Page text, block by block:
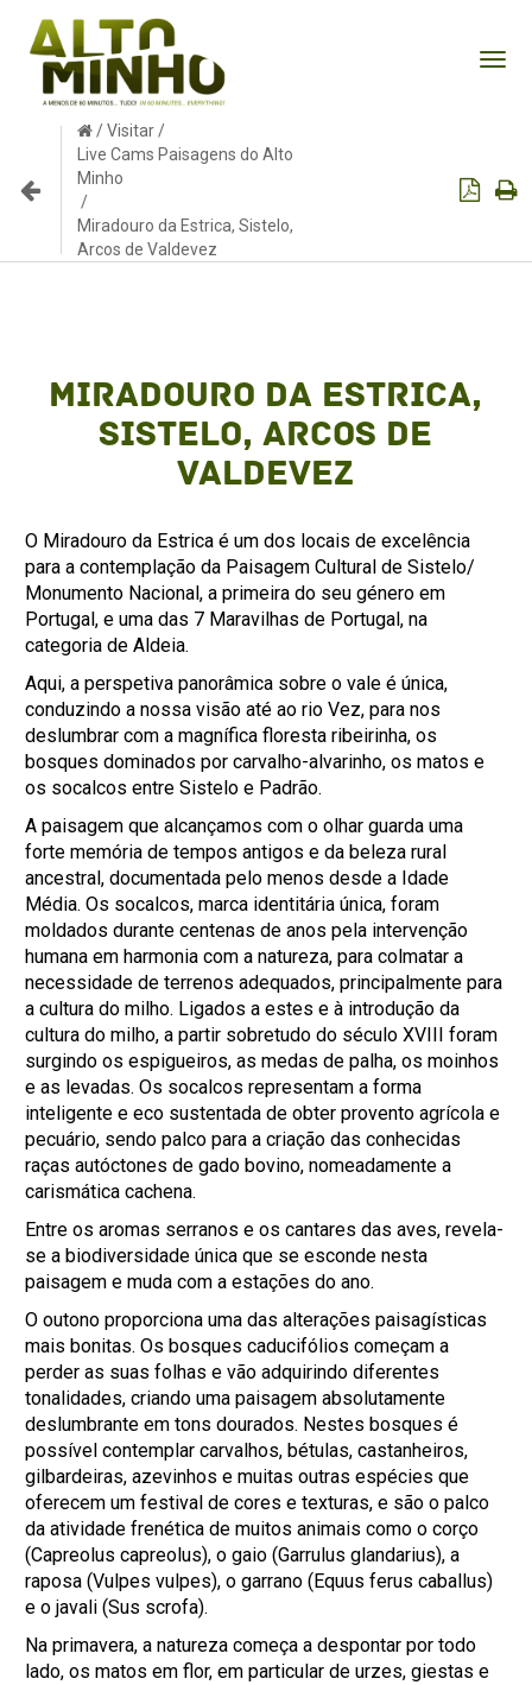
/Visitar/
Live Cams Paisagens do Alto
Minho
/
Miradouro da Estrica, Sistelo,
Arcos de Valdevez
Miradouro da Estrica,
Sistelo, Arcos de
Valdevez
O Miradouro da Estrica é um dos locais de excelência
para a contemplação da Paisagem Cultural de Sistelo/
Monumento Nacional, a primeira do seu género em
Portugal, e uma das 7 Maravilhas de Portugal, na
categoria de Aldeia.
Aqui, a perspetiva panorâmica sobre o vale é única,
conduzindo a nossa visão até ao rio Vez, para nos
deslumbrar com a magnífica floresta ribeirinha, os
bosques dominados por carvalho-alvarinho, os matos e
os socalcos entre Sistelo e Padrão.
A paisagem que alcançamos com o olhar guarda uma
forte memória de tempos antigos e da beleza rural
ancestral, documentada pelo menos desde a Idade
Média. Os socalcos, marca identitária única, foram
moldados durante centenas de anos pela intervenção
humana em harmonia com a natureza, para colmatar a
necessidade de terrenos adequados, principalmente para
a cultura do milho. Ligados a estes e à introdução da
cultura do milho, a partir sobretudo do século XVIII foram
surgindo os espigueiros, as medas de palha, os moinhos
e as levadas. Os socalcos representam a forma
inteligente e eco sustentada de obter provento agrícola e
pecuário, sendo palco para a criação das conhecidas
raças autóctones de gado bovino, nomeadamente a
carismática cachena.
Entre os aromas serranos e os cantares das aves, revela-
se a biodiversidade única que se esconde nesta
paisagem e muda com a estações do ano.
O outono proporciona uma das alterações paisagísticas
mais bonitas. Os bosques caducifólios começam a
perder as suas folhas e vão adquirindo diferentes
tonalidades, criando uma paisagem absolutamente
deslumbrante em tons dourados. Nestes bosques é
possível contemplar carvalhos, bétulas, castanheiros,
gilbardeiras, azevinhos e muitas outras espécies que
oferecem um festival de cores e texturas, e são o palco
da atividade frenética de muitos animais como o corço
(Capreolus capreolus), o gaio (Garrulus glandarius), a
raposa (Vulpes vulpes), o garrano (Equus ferus caballus)
e o javali (Sus scrofa).
Na primavera, a natureza começa a despontar por todo
lado, os matos em flor, em particular de urzes, giestas e